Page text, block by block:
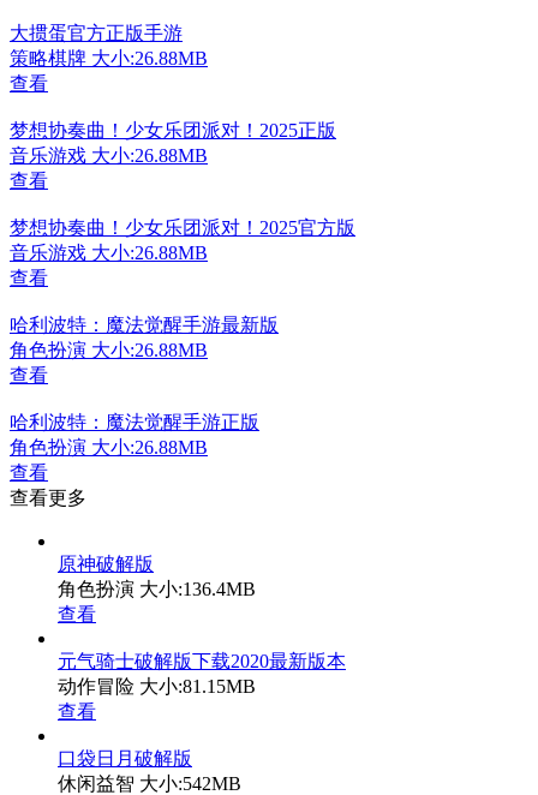
大掼蛋官方正版手游
策略棋牌 大小:26.88MB
查看
梦想协奏曲！少女乐团派对！2025正版
音乐游戏 大小:26.88MB
查看
梦想协奏曲！少女乐团派对！2025官方版
音乐游戏 大小:26.88MB
查看
哈利波特：魔法觉醒手游最新版
角色扮演 大小:26.88MB
查看
哈利波特：魔法觉醒手游正版
角色扮演 大小:26.88MB
查看
查看更多
原神破解版
角色扮演 大小:136.4MB
查看
元气骑士破解版下载2020最新版本
动作冒险 大小:81.15MB
查看
口袋日月破解版
休闲益智 大小:542MB